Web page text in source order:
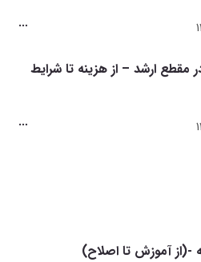
ارشد – از هزینه تا شرایط
(از آموزش تا اصلاح)